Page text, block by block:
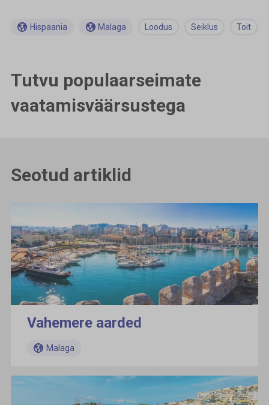
Hispaania Malaga Loodus Seiklus Toit
Tutvu populaarseimate
vaatamisväärsustega
Seotud artiklid
Vahemere aarded
Malaga